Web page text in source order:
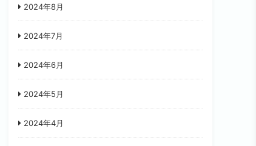
2024年8月
2024年7月
2024年6月
2024年5月
2024年4月